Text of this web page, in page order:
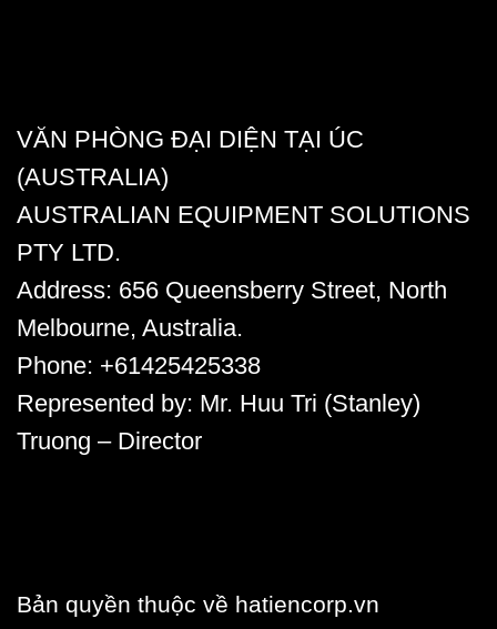
VĂN PHÒNG ĐẠI DIỆN TẠI ÚC
(AUSTRALIA)
AUSTRALIAN EQUIPMENT SOLUTIONS
PTY LTD.
Address: 656 Queensberry Street, North
Melbourne, Australia.
Phone: +61425425338
Represented by: Mr. Huu Tri (Stanley)
Truong – Director
Bản quyền thuộc về hatiencorp.vn